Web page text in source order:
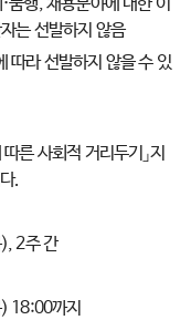
는 선발하지 않음
따라 선발하지 않을 수 있
른 사회적 거리두기」지
.
2주 간
18:00까지